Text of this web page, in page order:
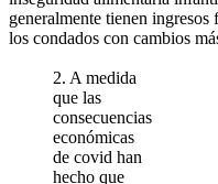
generalmente tienen
los condados con cambios
2. A medida
que las
consecuencias
económicas
de covid han
hecho que